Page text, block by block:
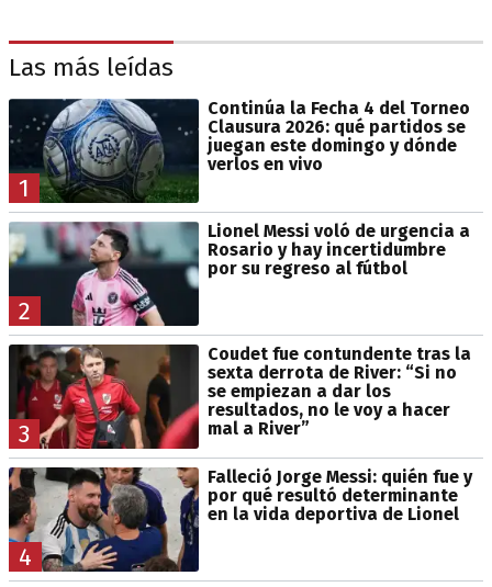
Las más leídas
1
Continúa la Fecha 4 del Torneo
Clausura 2026: qué partidos se
juegan este domingo y dónde
verlos en vivo
2
Lionel Messi voló de urgencia a
Rosario y hay incertidumbre
por su regreso al fútbol
3
Coudet fue contundente tras la
sexta derrota de River: “Si no
se empiezan a dar los
resultados, no le voy a hacer
mal a River”
4
Falleció Jorge Messi: quién fue y
por qué resultó determinante
en la vida deportiva de Lionel